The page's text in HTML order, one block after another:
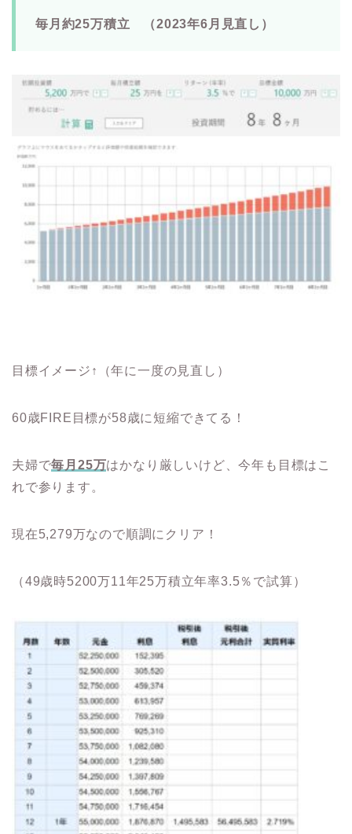
毎月約25万積立 （2023年6月見直し）
目標イメージ↑（年に一度の見直し）
60歳FIRE目標が58歳に短縮できてる！
夫婦で毎月25万はかなり厳しいけど、今年も目標はこ
れで参ります。
現在5,279万なので順調にクリア！
（49歳時5200万11年25万積立年率3.5％で試算）